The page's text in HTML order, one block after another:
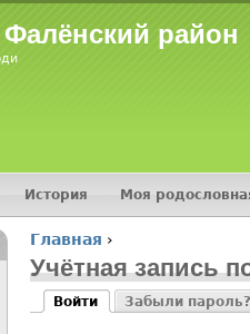
район
Вы здесь
Главная ›
Учётная запись
Главные
Войти
Забыли пароль?
История Моя